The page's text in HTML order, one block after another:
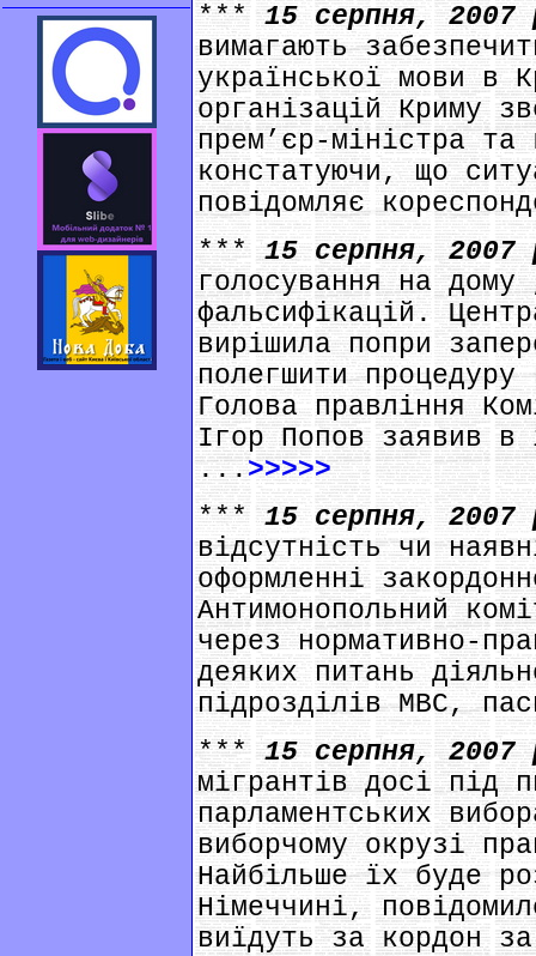
***15 серпня,
вимагають
української мови в
організацій Криму
прем’єр-міністра та
констатуючи, що
повідомляє
***15 серпня,
голосування на дому
фальсифікацій.
вирішила попри
полегшити
Голова правління
Ігор Попов заявив в
...>>>>>
***15 серпня,
відсутність чи
оформленні
Антимонопольний
через нормативно-
деяких питань
підрозділів МВС,
***15 серпня,
мігрантів досі під
парламентських
виборчому окрузі
Найбільше їх буде
Німеччині,
виїдуть за кордон